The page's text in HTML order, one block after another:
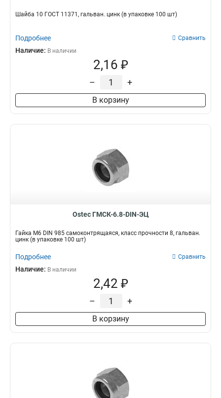
Шайба 10 ГОСТ 11371, гальван. цинк (в упаковке 100 шт)
Подробнее Сравнить
Наличие: В наличии
2,16 ₽
– +
В корзину
Ostec ГМСК-6.8-DIN-ЭЦ
Гайка М6 DIN 985 самоконтрящаяся, класс прочности 8, гальван.
цинк (в упаковке 100 шт)
Подробнее Сравнить
Наличие: В наличии
2,42 ₽
– +
В корзину